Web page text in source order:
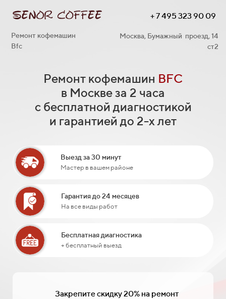
Ремонт кофемашин
Bfc
+ 7 495 323 90 09
Москва, Бумажный проезд, 14
ст2
Ремонт кофемашин BFC
в Москве за 2 часа
с бесплатной диагностикой
и гарантией до 2-х лет
Выезд за 30 минут
Мастер в вашем районе
Гарантия до 24 месяцев
На все виды работ
Бесплатная диагностика
+ бесплатный выезд
Закрепите скидку 20% на ремонт